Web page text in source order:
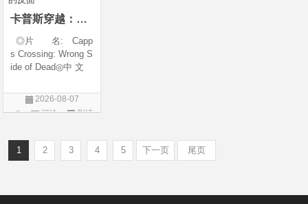
卡普斯穿越：死亡的反面
◎片 名: Capp
s Crossing: Wrong S
ide of Dead◎中 文
死亡的反面◎年
代: 2026◎产
悚 / 犯罪◎语
2026-08-07
评论
剧情
1 2 3 4 5 下一页 尾页